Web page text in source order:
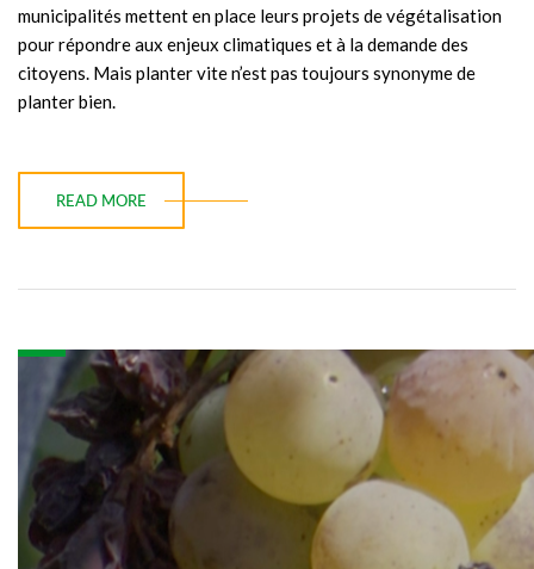
municipalités mettent en place leurs projets de végétalisation
pour répondre aux enjeux climatiques et à la demande des
citoyens. Mais planter vite n’est pas toujours synonyme de
planter bien.
READ MORE